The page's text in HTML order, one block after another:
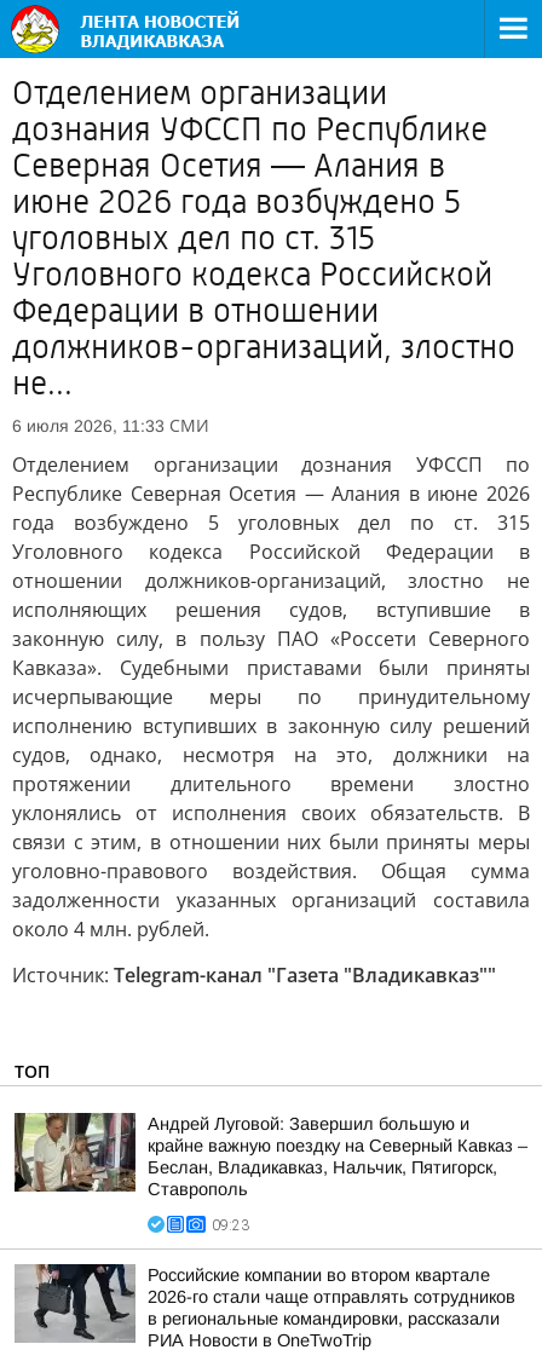
Отделением организации
дознания УФССП по Республике
Северная Осетия — Алания в
июне 2026 года возбуждено 5
уголовных дел по ст. 315
Уголовного кодекса Российской
Федерации в отношении
должников-организаций, злостно
не...
6 июля 2026, 11:33 СМИ
Отделением организации дознания УФССП по
Республике Северная Осетия — Алания в июне 2026
года возбуждено 5 уголовных дел по ст. 315
Уголовного кодекса Российской Федерации в
отношении должников-организаций, злостно не
исполняющих решения судов, вступившие в
законную силу, в пользу ПАО «Россети Северного
Кавказа». Судебными приставами были приняты
исчерпывающие меры по принудительному
исполнению вступивших в законную силу решений
судов, однако, несмотря на это, должники на
протяжении длительного времени злостно
уклонялись от исполнения своих обязательств. В
связи с этим, в отношении них были приняты меры
уголовно-правового воздействия. Общая сумма
задолженности указанных организаций составила
около 4 млн. рублей.
Источник: Telegram-канал "Газета "Владикавказ""
ТОП
Андрей Луговой: Завершил большую и
крайне важную поездку на Северный Кавказ –
Беслан, Владикавказ, Нальчик, Пятигорск,
Ставрополь
09:23
Российские компании во втором квартале
2026-го стали чаще отправлять сотрудников
в региональные командировки, рассказали
РИА Новости в OneTwoTrip